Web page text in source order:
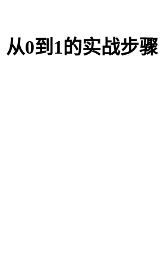
0到1的实战步骤